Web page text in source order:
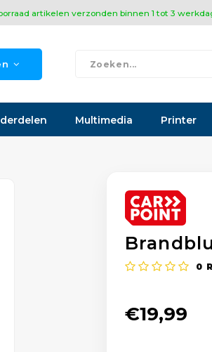
artikelen verzonden binnen 1 tot 3
Multimedia Printer
0
€19,99